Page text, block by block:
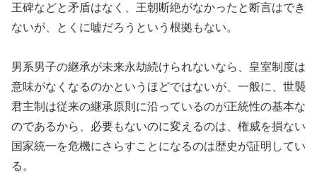
王碑などと矛盾はなく、王朝断絶がなかったと断言はでき
ないが、とくに嘘だろうという根拠もない。
男系男子の継承が未来永劫続けられないなら、皇室制度は
意味がなくなるのかというほどではないが、一般に、世襲
君主制は従来の継承原則に沿っているのが正統性の基本な
のであるから、必要もないのに変えるのは、権威を損ない
国家統一を危機にさらすことになるのは歴史が証明してい
る。